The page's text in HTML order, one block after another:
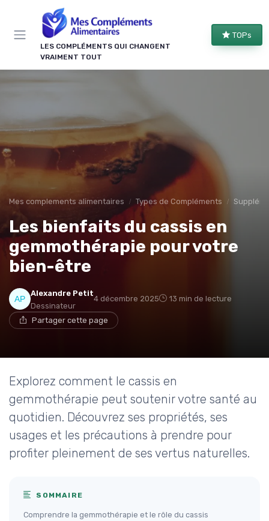
LES COMPLÉMENTS QUI CHANGENT
VRAIMENT TOUT
TOPs
Mes complements alimentaires Types de Compléments
Les bienfaits du cassis en
gemmothérapie pour votre
bien-être
Alexandre Petit
Dessinateur
4 décembre 2025 13 min de lecture
Partager cette page
Explorez comment le cassis en
gemmothérapie peut soutenir votre santé au
quotidien. Découvrez ses propriétés, ses
usages et les précautions à prendre pour
profiter pleinement de ses vertus naturelles.
SOMMAIRE
Comprendre la gemmothérapie et le rôle du cassis
Panneau de gestion des cookies